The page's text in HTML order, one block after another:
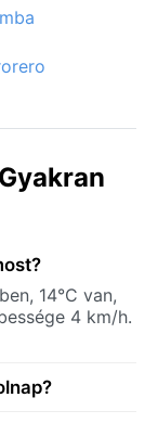
14°C van,
4 km/h.